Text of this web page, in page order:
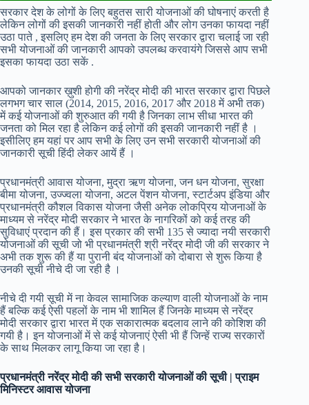
सरकार देश के लोगों के लिए बहुतस सारी योजनाओं की घोषनाएं करती है
लेकिन लोगों की इसकी जानकारी नहीं होती और लोग उनका फायदा नहीं
उठा पाते , इसलिए हम देश की जनता के लिए सरकार द्वारा चलाई जा रही
सभी योजनाओं की जानकारी आपको उपलब्ध करवायंगे जिससे आप सभी
इसका फायदा उठा सकें .
आपको जानकार ख़ुशी होगी की नरेंद्र मोदी की भारत सरकार द्वारा पिछले
लगभग चार साल (2014, 2015, 2016, 2017 और 2018 में अभी तक)
में कई योजनाओं की शुरुआत की गयी है जिनका लाभ सीधा भारत की
जनता को मिल रहा है लेकिन कई लोगों की इसकी जानकारी नहीं है ।
इसीलिए हम यहां पर आप सभी के लिए उन सभी सरकारी योजनाओं की
जानकारी सूची हिंदी लेकर आयें हैं ।
प्रधानमंत्री आवास योजना, मुद्रा ऋण योजना, जन धन योजना, सुरक्षा
बीमा योजना, उज्ज्वला योजना, अटल पेंशन योजना, स्टार्टअप इंडिया और
प्रधानमंत्री कौशल विकास योजना जैसी अनेक लोकप्रिय योजनाओं के
माध्यम से नरेंद्र मोदी सरकार ने भारत के नागरिकों को कई तरह की
सुविधाएं प्रदान की हैं। इस प्रकार की सभी 135 से ज्यादा नयी सरकारी
योजनाओं की सूची जो भी प्रधानमंत्री श्री नरेंद्र मोदी जी की सरकार ने
अभी तक शुरू की हैं या पुरानी बंद योजनाओं को दोबारा से शुरू किया है
उनकी सूची नीचे दी जा रही है ।
नीचे दी गयी सूची में ना केवल सामाजिक कल्याण वाली योजनाओं के नाम
हैं बल्कि कई ऐसी पहलों के नाम भी शामिल हैं जिनके माध्यम से नरेंद्र
मोदी सरकार द्वारा भारत में एक सकारात्मक बदलाव लाने की कोशिश की
गयी है। इन योजनाओं में से कई योजनाएं ऐसी भी हैं जिन्हें राज्य सरकारों
के साथ मिलकर लागू किया जा रहा है।
प्रधानमंत्री नरेंद्र मोदी की सभी सरकारी योजनाओं की सूची | प्राइम
मिनिस्टर आवास योजना